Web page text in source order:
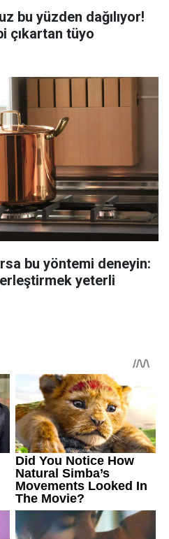
bu yüzden dağılıyor!
çıkartan tüyo
bu yöntemi deneyin:
yeterli